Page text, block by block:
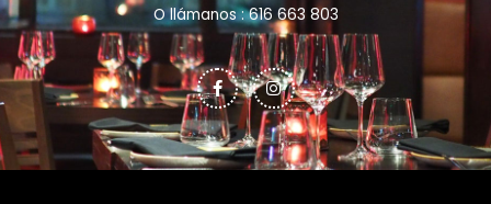
O llámanos : 616 663 803
a
c
e
b
o
o
k
I
n
s
t
a
g
r
a